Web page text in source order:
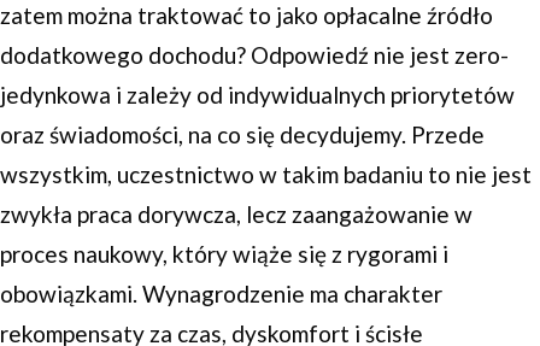
zatem można traktować to jako opłacalne źródło
dodatkowego dochodu? Odpowiedź nie jest zero-
jedynkowa i zależy od indywidualnych priorytetów
oraz świadomości, na co się decydujemy. Przede
wszystkim, uczestnictwo w takim badaniu to nie jest
zwykła praca dorywcza, lecz zaangażowanie w
proces naukowy, który wiąże się z rygorami i
obowiązkami. Wynagrodzenie ma charakter
rekompensaty za czas, dyskomfort i ścisłe